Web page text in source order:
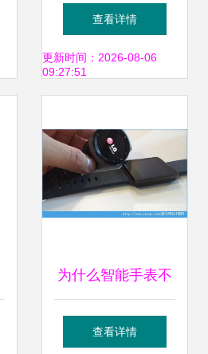
表即将发布 功能与
未来展望
查看详情
更新时间：2026-08-06
09:27:51
为什么智能手表不
适合购买 不购买智
查看详情